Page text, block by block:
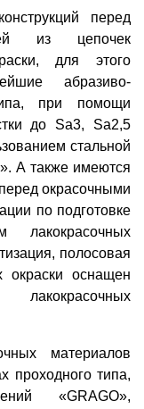
перед
из цепочек
для этого
абразиво-
при помощи
до Sa3, Sa2,5
стальной
А также имеются
окрасочными
по подготовке
лакокрасочных
полосовая
окраски оснащен
материалов
проходного типа,
«GRAGO»,